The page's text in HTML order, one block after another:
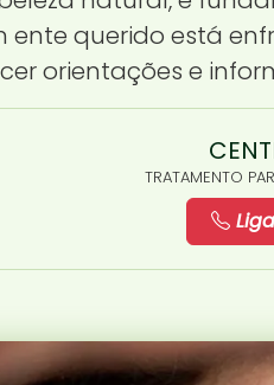
ente querido está
orientações e
TRATAMENTO